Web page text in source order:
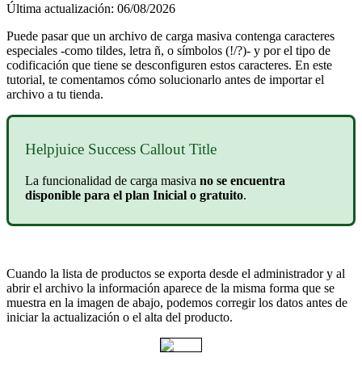
Última actualización: 06/08/2026
Puede pasar que un archivo de carga masiva contenga caracteres
especiales -como tildes, letra ñ, o símbolos (!/?)- y por el tipo de
codificación que tiene se desconfiguren estos caracteres. En este
tutorial, te comentamos cómo solucionarlo antes de importar el
archivo a tu tienda.
Helpjuice Success Callout Title
La funcionalidad de carga masiva no se encuentra
disponible para el plan Inicial o gratuito.
Cuando la lista de productos se exporta desde el administrador y al
abrir el archivo la información aparece de la misma forma que se
muestra en la imagen de abajo, podemos corregir los datos antes de
iniciar la actualización o el alta del producto.